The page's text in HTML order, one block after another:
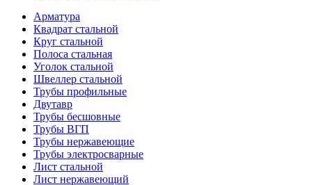
Арматура
Квадрат стальной
Круг стальной
Полоса стальная
Уголок стальной
Швеллер стальной
Трубы профильные
Двутавр
Трубы бесшовные
Трубы ВГП
Трубы нержавеющие
Трубы электросварные
Лист стальной
Лист нержавеющий